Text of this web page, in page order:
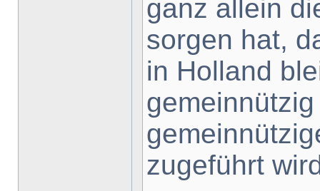
ganz allein
sorgen hat,
in Holland
zugeführt